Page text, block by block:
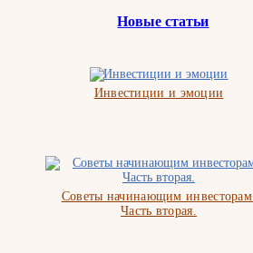
Новые статьи
Инвестиции и эмоции
Советы начинающим инвесторам.
Часть вторая.